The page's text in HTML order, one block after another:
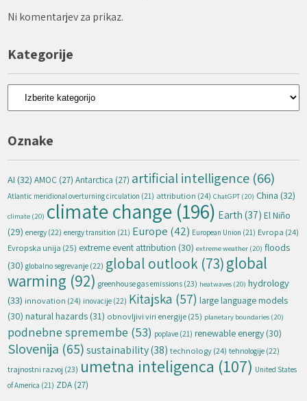
Ni komentarjev za prikaz.
Kategorije
Kategorije
Oznake
AI (32) AMOC (27) Antarctica (27) artificial intelligence (66)
Atlantic meridional overturning circulation (21) attribution (24) ChatGPT (20) China (32)
climate (20) climate change (196) Earth (37) El Niño
(29) energy (22) energy transition (21) Europe (42) European Union (21) Evropa (24)
Evropska unija (25) extreme event attribution (30) extreme weather (20) floods
(30) globalno segrevanje (22) global outlook (73)global
warming (92) greenhouse gas emissions (23) heatwaves (20) hydrology
(33) innovation (24) inovacije (22) Kitajska (57) large language models
(30) natural hazards (31) obnovljivi viri energije(25) planetary boundaries (20)
podnebne spremembe (53) poplave (21) renewable energy (30)
Slovenija (65) sustainability(38) technology(24) tehnologije (22)
trajnostni razvoj (23) umetna inteligenca (107) United States
of America (21) ZDA (27)